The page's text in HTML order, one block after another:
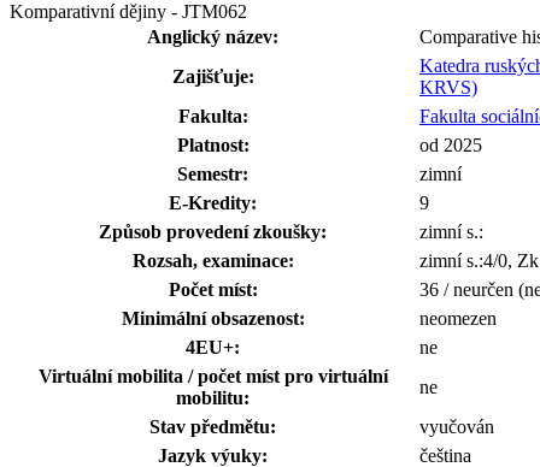
Komparativní dějiny - JTM062
Anglický název:
Comparative
Zajišťuje:
Katedra
KRVS)
Fakulta:
Fakulta
Platnost:
od 2025
Semestr:
zimní
E-Kredity:
9
Způsob provedení zkoušky:
zimní s.:
Rozsah, examinace:
zimní s.:4/0,
Počet míst:
36 / neurčen
Minimální obsazenost:
neomezen
4EU+:
ne
Virtuální mobilita / počet míst pro virtuální
mobilitu:
ne
Stav předmětu:
vyučován
Jazyk výuky:
čeština